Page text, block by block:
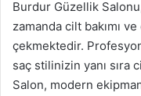
Burdur Güzellik
zamanda cilt bakımı
çekmektedir.
saç stilinizin yanı sıra
Salon, modern